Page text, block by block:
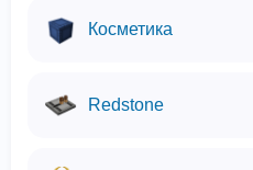
Косметика
Redstone